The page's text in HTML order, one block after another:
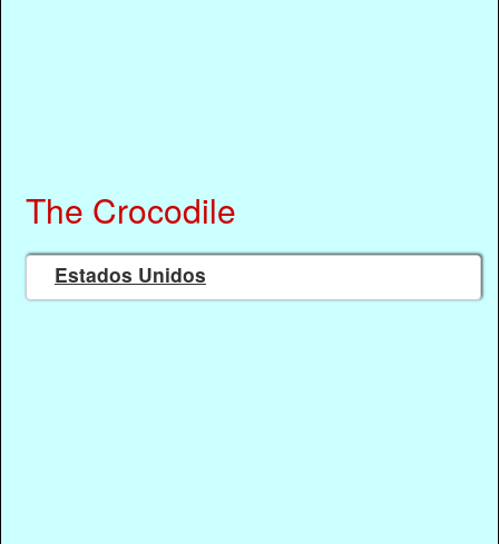
The Crocodile
Estados Unidos